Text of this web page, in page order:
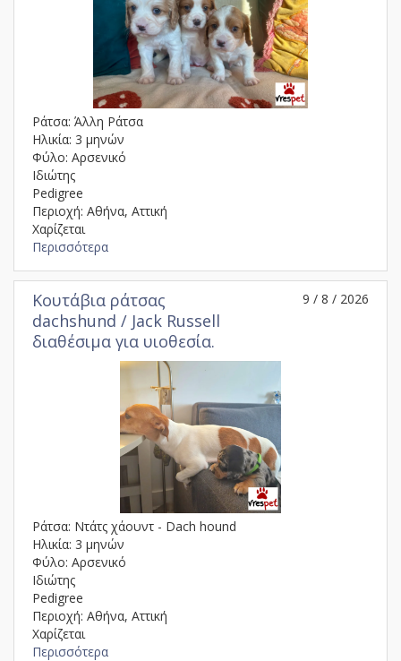
Ράτσα: Άλλη Ράτσα
Ηλικία: 3 μηνών
Φύλο: Αρσενικό
Ιδιώτης
Pedigree
Περιοχή: Αθήνα, Αττική
Χαρίζεται
Περισσότερα
Κουτάβια ράτσας
dachshund / Jack Russell
διαθέσιμα για υιοθεσία.
9 / 8 / 2026
Ράτσα: Ντάτς χάουντ - Dach hound
Ηλικία: 3 μηνών
Φύλο: Αρσενικό
Ιδιώτης
Pedigree
Περιοχή: Αθήνα, Αττική
Χαρίζεται
Περισσότερα